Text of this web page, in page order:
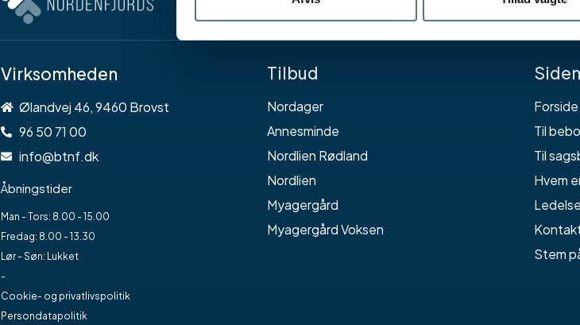
Virksomheden
Ølandvej 46, 9460 Brovst
96 50 71 00
info@btnf.dk
Åbningstider
Man - Tors: 8.00 - 15.00
Fredag: 8.00 - 13.30
Lør - Søn: Lukket
-
Cookie- og privatlivspolitik
Persondatapolitik
Tilbud
Nordager
Annesminde
Nordlien Rødland
Nordlien
Myagergård
Myagergård Voksen
Siden
Forside
Til
Til
Hvem
Stem